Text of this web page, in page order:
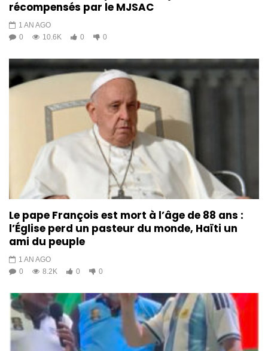
récompensés par le MJSAC
1 AN AGO
0
10.6K 0 0
Le pape François est mort à l’âge de 88 ans :
l’Église perd un pasteur du monde, Haïti un
ami du peuple
1 AN AGO
0
8.2K 0 0